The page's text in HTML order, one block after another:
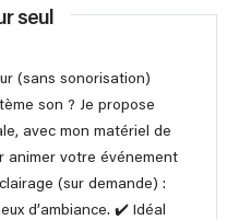
seul
(sans sonorisation)
son ? Je propose
avec mon matériel de
animer votre événement
(sur demande) :
d’ambiance. ✔️ Idéal